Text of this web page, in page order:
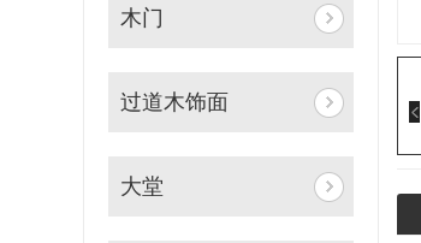
木门
过道木饰面
大堂